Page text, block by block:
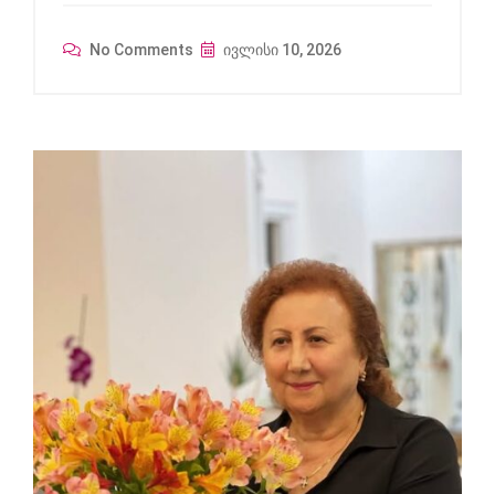
No Comments ივლისი 10, 2026